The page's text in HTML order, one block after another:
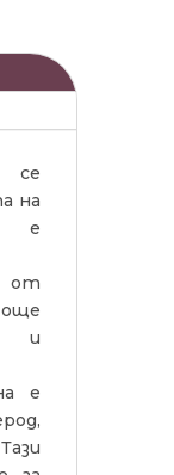
се
на
от
още
и
е